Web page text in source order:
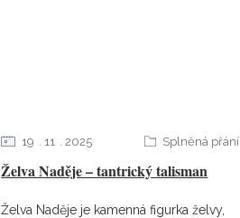
Želva Naděje – tantrický talisman
19 11 2025 Splněná přání
Želva Naděje je kamenná figurka želvy,